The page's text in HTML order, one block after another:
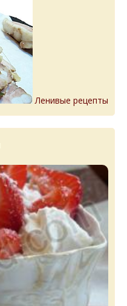
Ленивые рецепты